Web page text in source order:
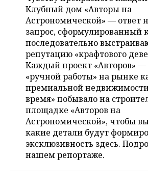
ФИГУРНОЕ КАТАНИЕ
ВОДНЫЕ ВИДЫ СПОРТА
ХОККЕЙ С МЯЧОМ
МЕДИЦИНА
ОБРАЗОВАНИЕ
ПРОИСШЕСТВИЯ
Клубный дом «Авторы на
Астрономической» — ответ
запрос, сформулированный
последовательно
репутацию «крафтового
Каждый проект «Авторов» —
«ручной работы» на рынке
премиальной
время» побывало на
площадке «Авторов на
Астрономической», чтобы
какие детали будут
эксклюзивность здесь.
нашем репортаже.